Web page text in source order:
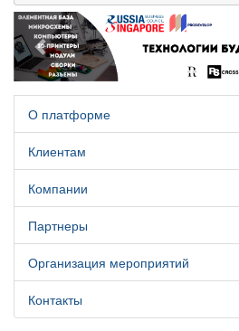
Previous
О платформе
Клиентам
Компании
Партнеры
Организация мероприятий
Контакты